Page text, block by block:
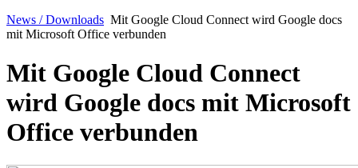
News / Downloads Mit Google Cloud Connect wird Google docs
mit Microsoft Office verbunden
Mit Google Cloud Connect
wird Google docs mit Microsoft
Office verbunden